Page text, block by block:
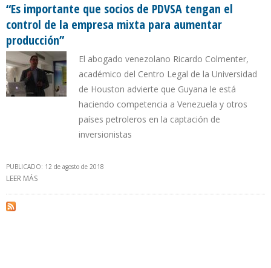
“Es importante que socios de PDVSA tengan el
control de la empresa mixta para aumentar
producción”
El abogado venezolano Ricardo Colmenter,
académico del Centro Legal de la Universidad
de Houston advierte que Guyana le está
haciendo competencia a Venezuela y otros
países petroleros en la captación de
inversionistas
PUBLICADO: 12 de agosto de 2018
LEER MÁS